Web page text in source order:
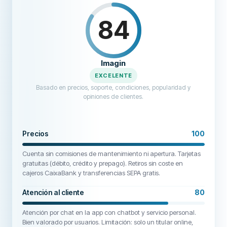
84
Imagin
EXCELENTE
Basado en precios, soporte, condiciones, popularidad y
opiniones de clientes.
Precios 100
Cuenta sin comisiones de mantenimiento ni apertura. Tarjetas
gratuitas (débito, crédito y prepago). Retiros sin coste en
cajeros CaixaBank y transferencias SEPA gratis.
Atención al cliente 80
Atención por chat en la app con chatbot y servicio personal.
Bien valorado por usuarios. Limitación: solo un titular online,